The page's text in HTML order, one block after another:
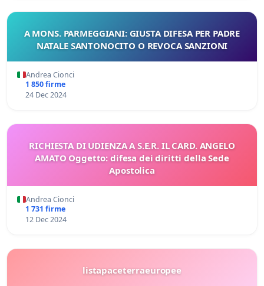
A MONS. PARMEGGIANI: GIUSTA DIFESA PER PADRE
NATALE SANTONOCITO O REVOCA SANZIONI
Andrea Cionci
1 850 firme
24 Dec 2024
RICHIESTA DI UDIENZA A S.E.R. IL CARD. ANGELO
AMATO Oggetto: difesa dei diritti della Sede
Apostolica
Andrea Cionci
1 731 firme
12 Dec 2024
listapaceterraeuropee